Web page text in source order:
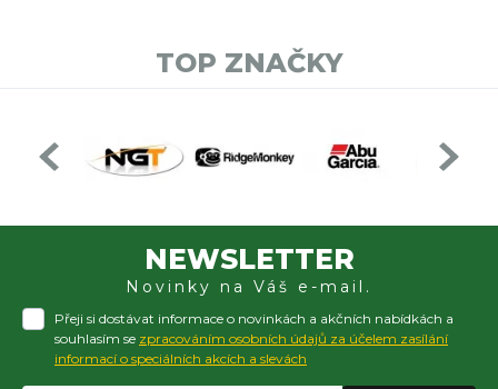
TOP ZNAČKY
NEWSLETTER
Novinky na Váš e-mail.
Přeji si dostávat informace o novinkách a akčních nabídkách a
souhlasím se zpracováním osobních údajů za účelem zasílání
informací o speciálních akcích a slevách